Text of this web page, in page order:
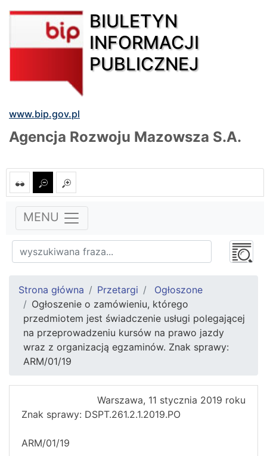
BIULETYN
INFORMACJI
PUBLICZNEJ
www.bip.gov.pl
Agencja Rozwoju Mazowsza S.A.
MENU
Strona główna Przetargi
Ogłoszone
Ogłoszenie o zamówieniu, którego
przedmiotem jest świadczenie usługi polegającej
na przeprowadzeniu kursów na prawo jazdy
wraz z organizacją egzaminów. Znak sprawy:
ARM/01/19
Warszawa, 11 stycznia 2019 roku
Znak sprawy: DSPT.261.2.1.2019.PO
ARM/01/19